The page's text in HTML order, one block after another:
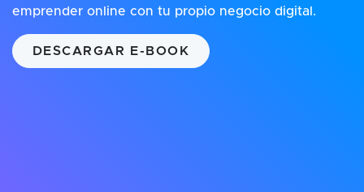
emprender online con tu propio negocio digital.
DESCARGAR E-BOOK